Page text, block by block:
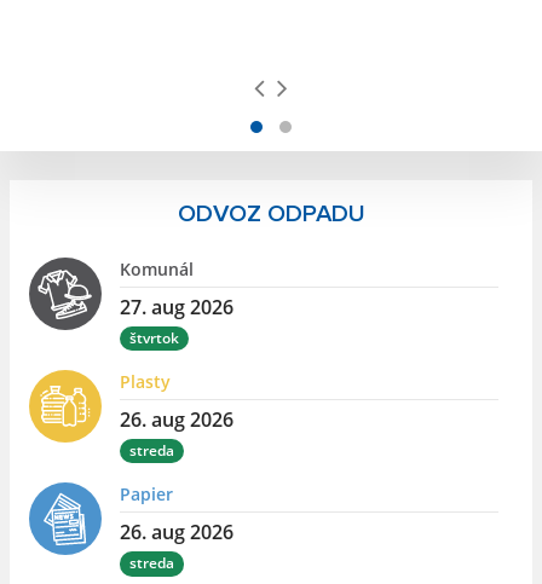
ODVOZ ODPADU
Komunál
27. aug 2026
štvrtok
Plasty
26. aug 2026
streda
Papier
26. aug 2026
streda